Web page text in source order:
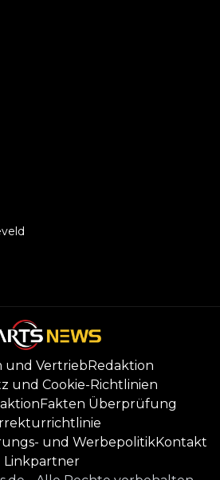
und VertriebRedaktion
und Cookie-Richtlinien
Fakten Überprüfung
und WerbepolitikKontakt
Linkpartner